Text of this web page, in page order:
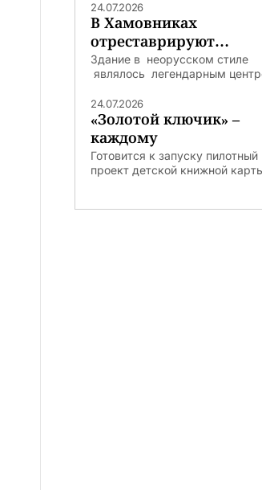
24.07.2026
В Хамовниках
отреставрируют
легендарную
избу
Здание в неорусском стиле
являлось легендарным
24.07.2026
«Золотой ключик» –
каждому
Готовится к запуску пилотный
проект детской книжной